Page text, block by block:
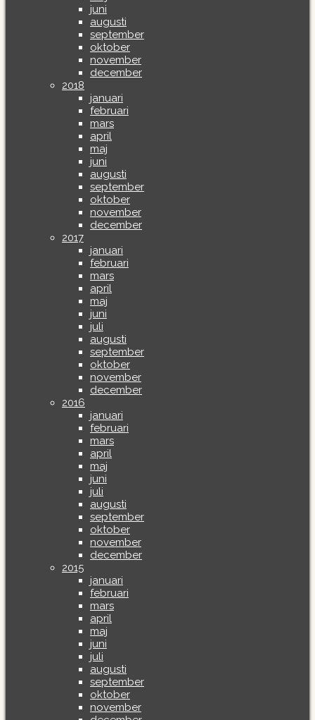
juni
augusti
september
oktober
november
december
2018
januari
februari
mars
april
maj
juni
augusti
september
oktober
november
december
2017
januari
februari
mars
april
maj
juni
juli
augusti
september
oktober
november
december
2016
januari
februari
mars
april
maj
juni
juli
augusti
september
oktober
november
december
2015
januari
februari
mars
april
maj
juni
juli
augusti
september
oktober
november